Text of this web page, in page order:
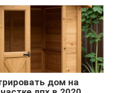
дом на